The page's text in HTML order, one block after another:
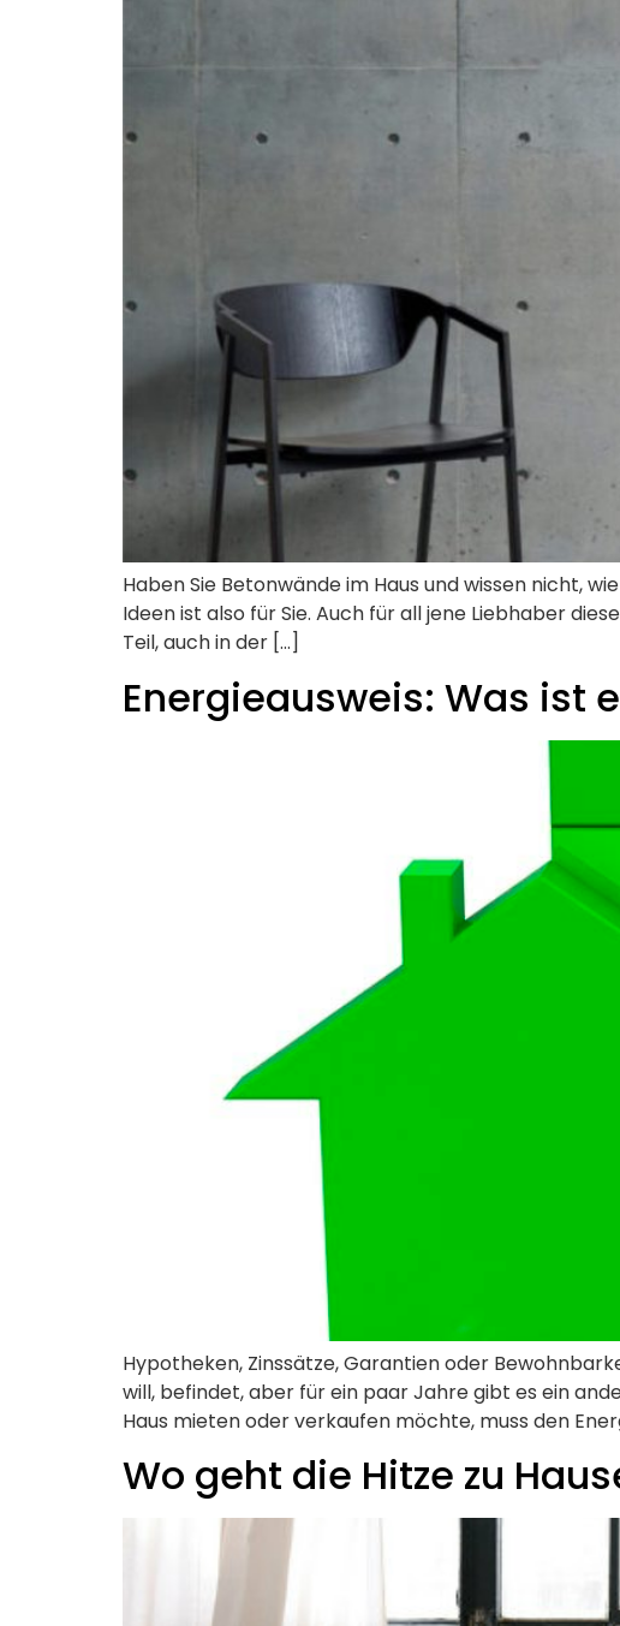
Haben Sie Betonwände im Haus und wissen nicht,
Ideen ist also für Sie. Auch für all jene Liebhaber
Teil, auch in der […]
Energieausweis: Was ist
Hypotheken, Zinssätze, Garantien oder
will, befindet, aber für ein paar Jahre gibt es ein
Haus mieten oder verkaufen möchte, muss den
Wo geht die Hitze zu